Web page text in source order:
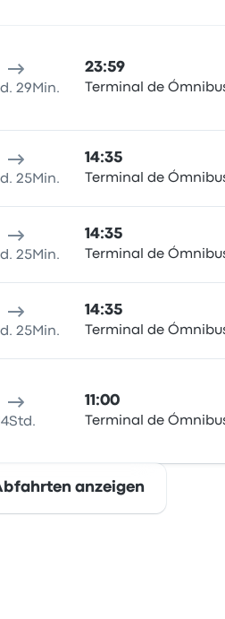
29Min.
23:59
Terminal de
25Min.
14:35
Terminal de
25Min.
14:35
Terminal de
25Min.
14:35
Terminal de
11:00
Terminal de
anzeigen